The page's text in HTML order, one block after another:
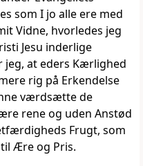
som I jo alle ere med
Vidne, hvorledes jeg
Jesu inderlige
jeg, at eders Kærlighed
rig på Erkendelse
værdsætte de
rene og uden Anstød
Frugt, som
til Ære og Pris.